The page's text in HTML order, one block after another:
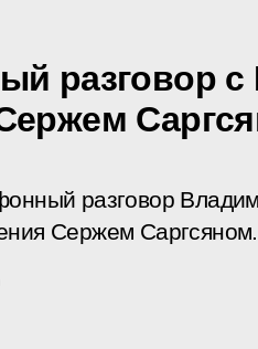
разговор с
разговор
Сержем Саргсяном.